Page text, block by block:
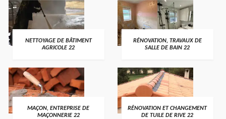
NETTOYAGE DE BÂTIMENT
AGRICOLE 22
RÉNOVATION, TRAVAUX DE
SALLE DE BAIN 22
MAÇON, ENTREPRISE DE
MAÇONNERIE 22
RÉNOVATION ET CHANGEMENT
DE TUILE DE RIVE 22